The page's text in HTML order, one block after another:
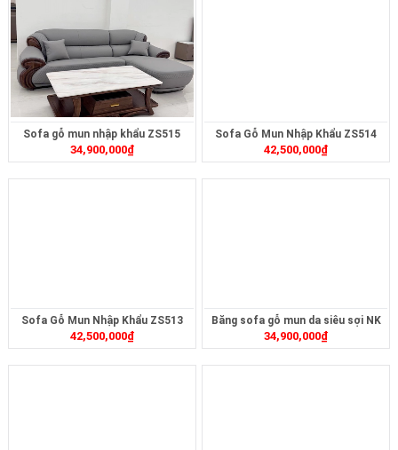
Sofa gỗ mun nhập khẩu ZS515
34,900,000₫
Sofa Gỗ Mun Nhập Khẩu ZS514
42,500,000₫
Sofa Gỗ Mun Nhập Khẩu ZS513
42,500,000₫
Băng sofa gỗ mun da siêu sợi NK
ZS501
34,900,000₫